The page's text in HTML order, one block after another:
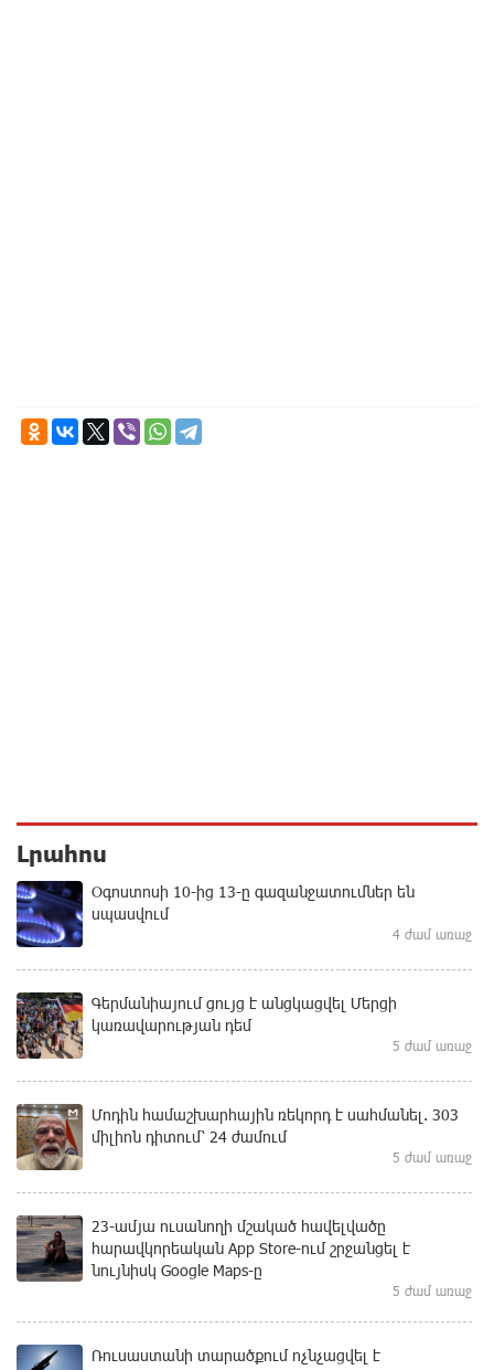
Լրահոս
Օգոստոսի 10-ից 13-ը գազանջատումներ են
սպասվում
4 ժամ առաջ
Գերմանիայում ցույց է անցկացվել Մերցի
կառավարության դեմ
5 ժամ առաջ
Մոդին համաշխարհային ռեկորդ է սահմանել. 303
միլիոն դիտում՝ 24 ժամում
5 ժամ առաջ
23-ամյա ուսանողի մշակած հավելվածը
հարավկորեական App Store-ում շրջանցել է
նույնիսկ Google Maps-ը
5 ժամ առաջ
Ռուսաստանի տարածքում ոչնչացվել է